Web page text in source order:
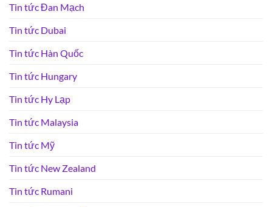
Tin tức Đan Mạch
Tin tức Dubai
Tin tức Hàn Quốc
Tin tức Hungary
Tin tức Hy Lạp
Tin tức Malaysia
Tin tức Mỹ
Tin tức New Zealand
Tin tức Rumani